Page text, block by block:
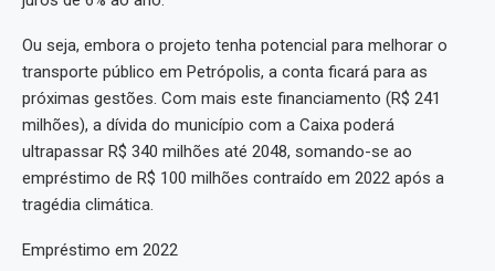
Ou seja, embora o projeto tenha potencial para melhorar o
transporte público em Petrópolis, a conta ficará para as
próximas gestões. Com mais este financiamento (R$ 241
milhões), a dívida do município com a Caixa poderá
ultrapassar R$ 340 milhões até 2048, somando-se ao
empréstimo de R$ 100 milhões contraído em 2022 após a
tragédia climática.
Empréstimo em 2022